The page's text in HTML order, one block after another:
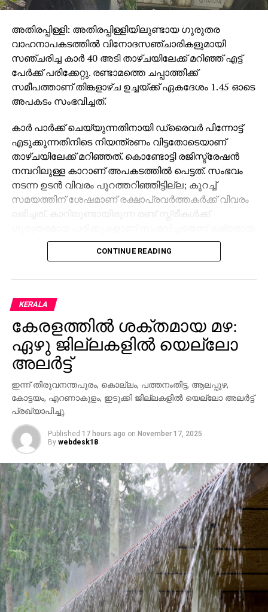
അതിരപ്പിള്ളി: അതിരപ്പിള്ളിയിലുണ്ടായ ഗുരുതര
വാഹനാപകടത്തില്‍ വിനോദസഞ്ചാരികളുമായി
സഞ്ചരിച്ച കാര്‍ 40 അടി താഴ്ചയിലേക്ക് മറിഞ്ഞ് എട്ട്
പേര്‍ക്ക് പരിക്കേറ്റു. രണ്ടാമത്തെ ചപ്പാത്തിക്ക്
സമീപത്താണ് തിങ്കളാഴ്ച ഉച്ചയ്ക്ക് ഏകദേശം 1.45 ഓടെ
അപകടം സംഭവിച്ചത്.
കാര്‍ പാര്‍ക്ക് ചെയ്യുന്നതിനായി ഡ്രൈവര്‍ പിന്നോട്ട്
എടുക്കുന്നതിനിടെ നിയന്ത്രണം വിട്ടതോടെയാണ്
താഴ്ചയിലേക്ക് മറിഞ്ഞത്. കൊണ്ടോട്ടി രജിസ്ട്രേഷന്‍
നമ്പറിലുള്ള കാറാണ് അപകടത്തില്‍ പെട്ടത്. സംഭവം
നടന്ന ഉടന്‍ വിവരം പുറത്തറിഞ്ഞിട്ടില്ല; കുറച്ച്
സമയത്തിന് ശേഷമാണ് രക്ഷാപ്രവര്‍ത്തകര്‍ക്ക് വിവരം
ലഭിച്ചത്. കാറിലുണ്ടായിരുന്ന രണ്ട് സ്ത്രീകള്‍ക്ക്
വിവരങ്ങള്‍ വ്യക്തമാക്കുന്നു.
CONTINUE READING
KERALA
കേരളത്തില്‍ ശക്തമായ മഴ:
ഏഴു ജില്ലകളില്‍ യെല്ലോ
അലര്‍ട്ട്
ഇന്ന് തിരുവനന്തപുരം, കൊല്ലം, പത്തനംതിട്ട, ആലപ്പുഴ,
കോട്ടയം, എറണാകുളം, ഇടുക്കി ജില്ലകളില്‍ യെല്ലോ അലര്‍ട്ട്
പ്രഖ്യാപിച്ചു.
Published 17 hours ago on November 17, 2025
By webdesk18